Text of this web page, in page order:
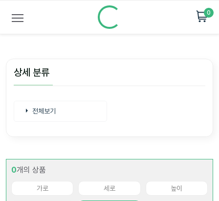
0
상세 분류
전체보기
0개의 상품